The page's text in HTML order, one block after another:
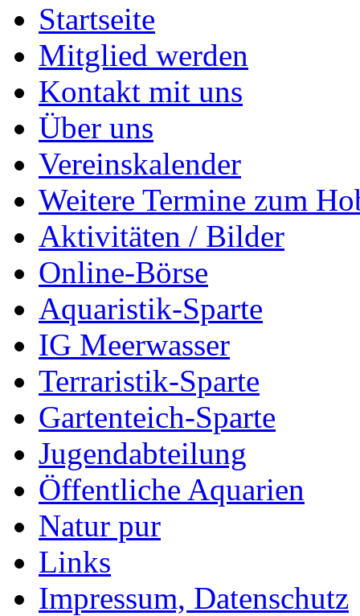
Startseite
Mitglied werden
Kontakt mit uns
Über uns
Vereinskalender
Weitere Termine zum
Aktivitäten / Bilder
Online-Börse
Aquaristik-Sparte
IG Meerwasser
Terraristik-Sparte
Gartenteich-Sparte
Jugendabteilung
Öffentliche Aquarien
Natur pur
Links
Impressum, Datenschutz